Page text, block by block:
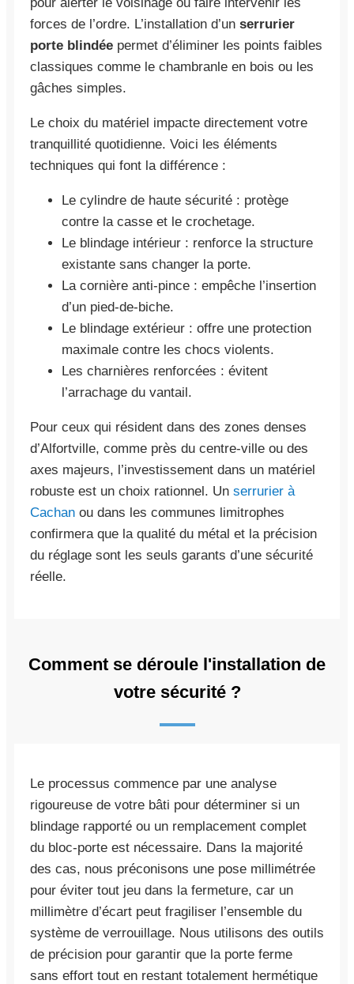
forces de l’ordre. L’installation d’un serrurier
porte blindée permet d’éliminer les points faibles
classiques comme le chambranle en bois ou les
gâches simples.
Le choix du matériel impacte directement votre
tranquillité quotidienne. Voici les éléments
techniques qui font la différence :
Le cylindre de haute sécurité : protège
contre la casse et le crochetage.
Le blindage intérieur : renforce la structure
existante sans changer la porte.
La cornière anti-pince : empêche l’insertion
d’un pied-de-biche.
Le blindage extérieur : offre une protection
maximale contre les chocs violents.
Les charnières renforcées : évitent
l’arrachage du vantail.
Pour ceux qui résident dans des zones denses
d’Alfortville, comme près du centre-ville ou des
axes majeurs, l’investissement dans un matériel
robuste est un choix rationnel. Un serrurier à
Cachan ou dans les communes limitrophes
confirmera que la qualité du métal et la précision
du réglage sont les seuls garants d’une sécurité
réelle.
Comment se déroule l'installation de
votre sécurité ?
Le processus commence par une analyse
rigoureuse de votre bâti pour déterminer si un
blindage rapporté ou un remplacement complet
du bloc-porte est nécessaire. Dans la majorité
des cas, nous préconisons une pose millimétrée
pour éviter tout jeu dans la fermeture, car un
millimètre d’écart peut fragiliser l’ensemble du
système de verrouillage. Nous utilisons des outils
de précision pour garantir que la porte ferme
sans effort tout en restant totalement hermétique